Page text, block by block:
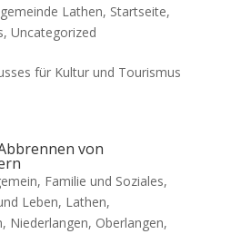
Lathen, Startseite,
, Uncategorized
für Kultur und Tourismus
von
, Familie und Soziales,
Leben, Lathen,
, Niederlangen, Oberlangen,